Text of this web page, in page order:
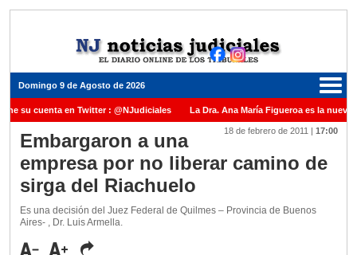
Domingo 9 de Agosto de 2026
su cuenta en Twitter : @NJudiciales La Dra. Ana María Figueroa es la nueva
Justicia de la Nación una medalla al Dr. Raul Zaffaroni en reconocimiento por su
Carles para cubrir vacante en la Corte Suprema de Justicia de la Nación
ante el Juez Daniel Rafecas
18 de febrero de 2011 | 17:00
Embargaron a una
empresa por no liberar camino de
sirga del Riachuelo
Es una decisión del Juez Federal de Quilmes – Provincia de Buenos
Aires- , Dr. Luis Armella.